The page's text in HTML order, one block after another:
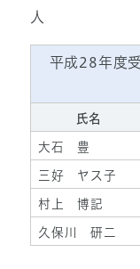
人
平成28年度
氏名
大石 豊
三好 ヤス子
村上 博記
久保川 研二